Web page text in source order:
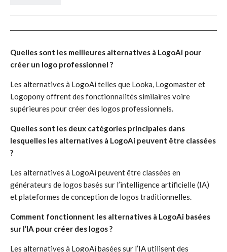
Quelles sont les meilleures alternatives à LogoAi pour
créer un logo professionnel ?
Les alternatives à LogoAi telles que Looka, Logomaster et
Logopony offrent des fonctionnalités similaires voire
supérieures pour créer des logos professionnels.
Quelles sont les deux catégories principales dans
lesquelles les alternatives à LogoAi peuvent être classées
?
Les alternatives à LogoAi peuvent être classées en
générateurs de logos basés sur l’intelligence artificielle (IA)
et plateformes de conception de logos traditionnelles.
Comment fonctionnent les alternatives à LogoAi basées
sur l’IA pour créer des logos ?
Les alternatives à LogoAi basées sur l’IA utilisent des